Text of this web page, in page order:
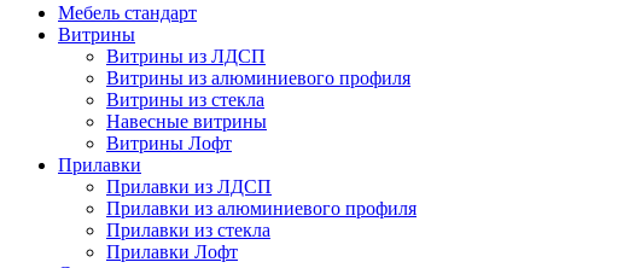
Мебель стандарт
Витрины
Витрины из ЛДСП
Витрины из алюминиевого профиля
Витрины из стекла
Навесные витрины
Витрины Лофт
Прилавки
Прилавки из ЛДСП
Прилавки из алюминиевого профиля
Прилавки из стекла
Прилавки Лофт